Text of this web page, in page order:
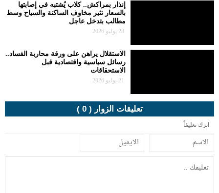
إنذار بمراكش.. كلاب يُشتبه في إصابتها
بالسعار تثير مخاوف الساكنة والسياح وسط
مطالب بتدخل عاجل
28 يوليو 2026
الاستقلال يراهن على ورقة محاربة الفساد..
رسائل سياسية واقتصادية قبل
الاستحقاقات
تعليقات الزوار ( 0 )
اترك تعليقاً